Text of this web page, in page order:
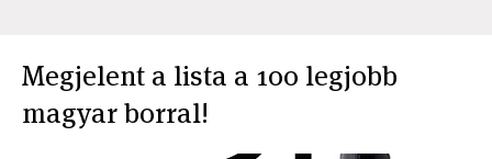
Megjelent a lista a 100 legjobb
magyar borral!